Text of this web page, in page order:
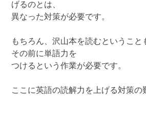
げるのとは、
異なった対策が必要です。
もちろん、沢山本を読むということ
その前に単語力を
つけるという作業が必要です。
ここに英語の読解力を上げる対策の